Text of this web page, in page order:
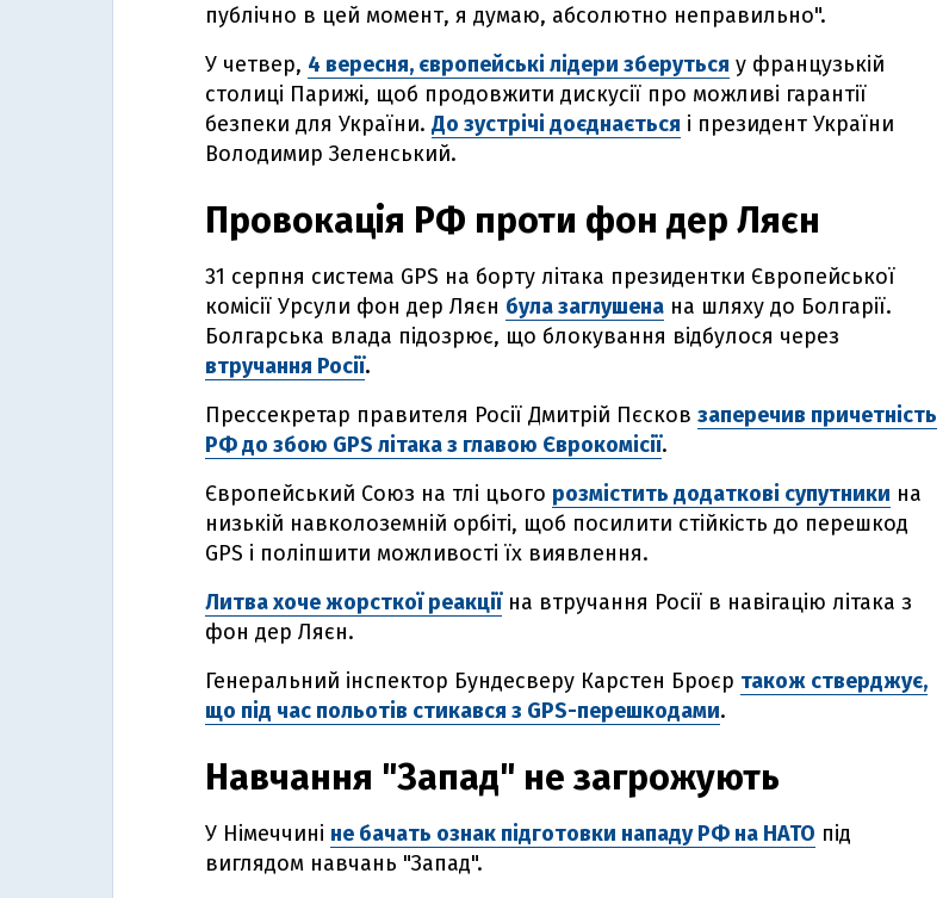
публічно в цей момент, я думаю, абсолютно неправильно".
У четвер, 4 вересня, європейські лідери зберуться у французькій
столиці Парижі, щоб продовжити дискусії про можливі гарантії
безпеки для України. До зустрічі доєднається і президент України
Володимир Зеленський.
Провокація РФ проти фон дер Ляєн
31 серпня система GPS на борту літака президентки Європейської
комісії Урсули фон дер Ляєн була заглушена на шляху до Болгарії.
Болгарська влада підозрює, що блокування відбулося через
втручання Росії.
Прессекретар правителя Росії Дмитрій Пєсков заперечив причетність
РФ до збою GPS літака з главою Єврокомісії.
Європейський Союз на тлі цього розмістить додаткові супутники на
низькій навколоземній орбіті, щоб посилити стійкість до перешкод
GPS і поліпшити можливості їх виявлення.
Литва хоче жорсткої реакціїна втручання Росії в навігацію літака з
фон дер Ляєн.
Генеральний інспектор Бундесверу Карстен Броєр також стверджує,
що під час польотів стикався з GPS-перешкодами.
Навчання "Запад" не загрожують
У Німеччині не бачать ознак підготовки нападу РФ на НАТО під
виглядом навчань "Запад".